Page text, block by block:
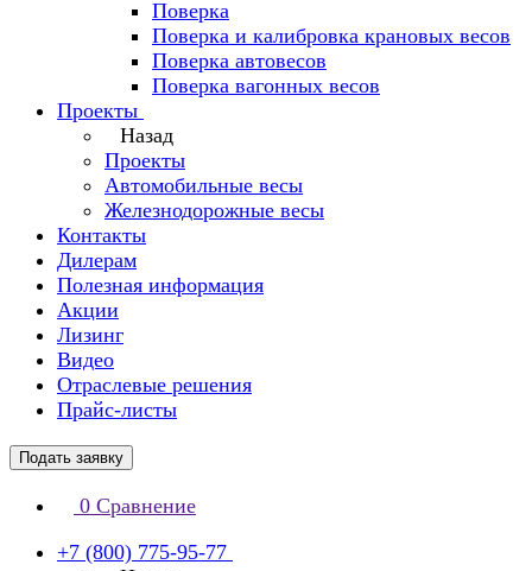
Поверка
Поверка и калибровка крановых весов
Поверка автовесов
Поверка вагонных весов
Проекты
Назад
Проекты
Автомобильные весы
Железнодорожные весы
Контакты
Дилерам
Полезная информация
Акции
Лизинг
Видео
Отраслевые решения
Прайс-листы
Подать заявку
0 Сравнение
+7 (800) 775-95-77